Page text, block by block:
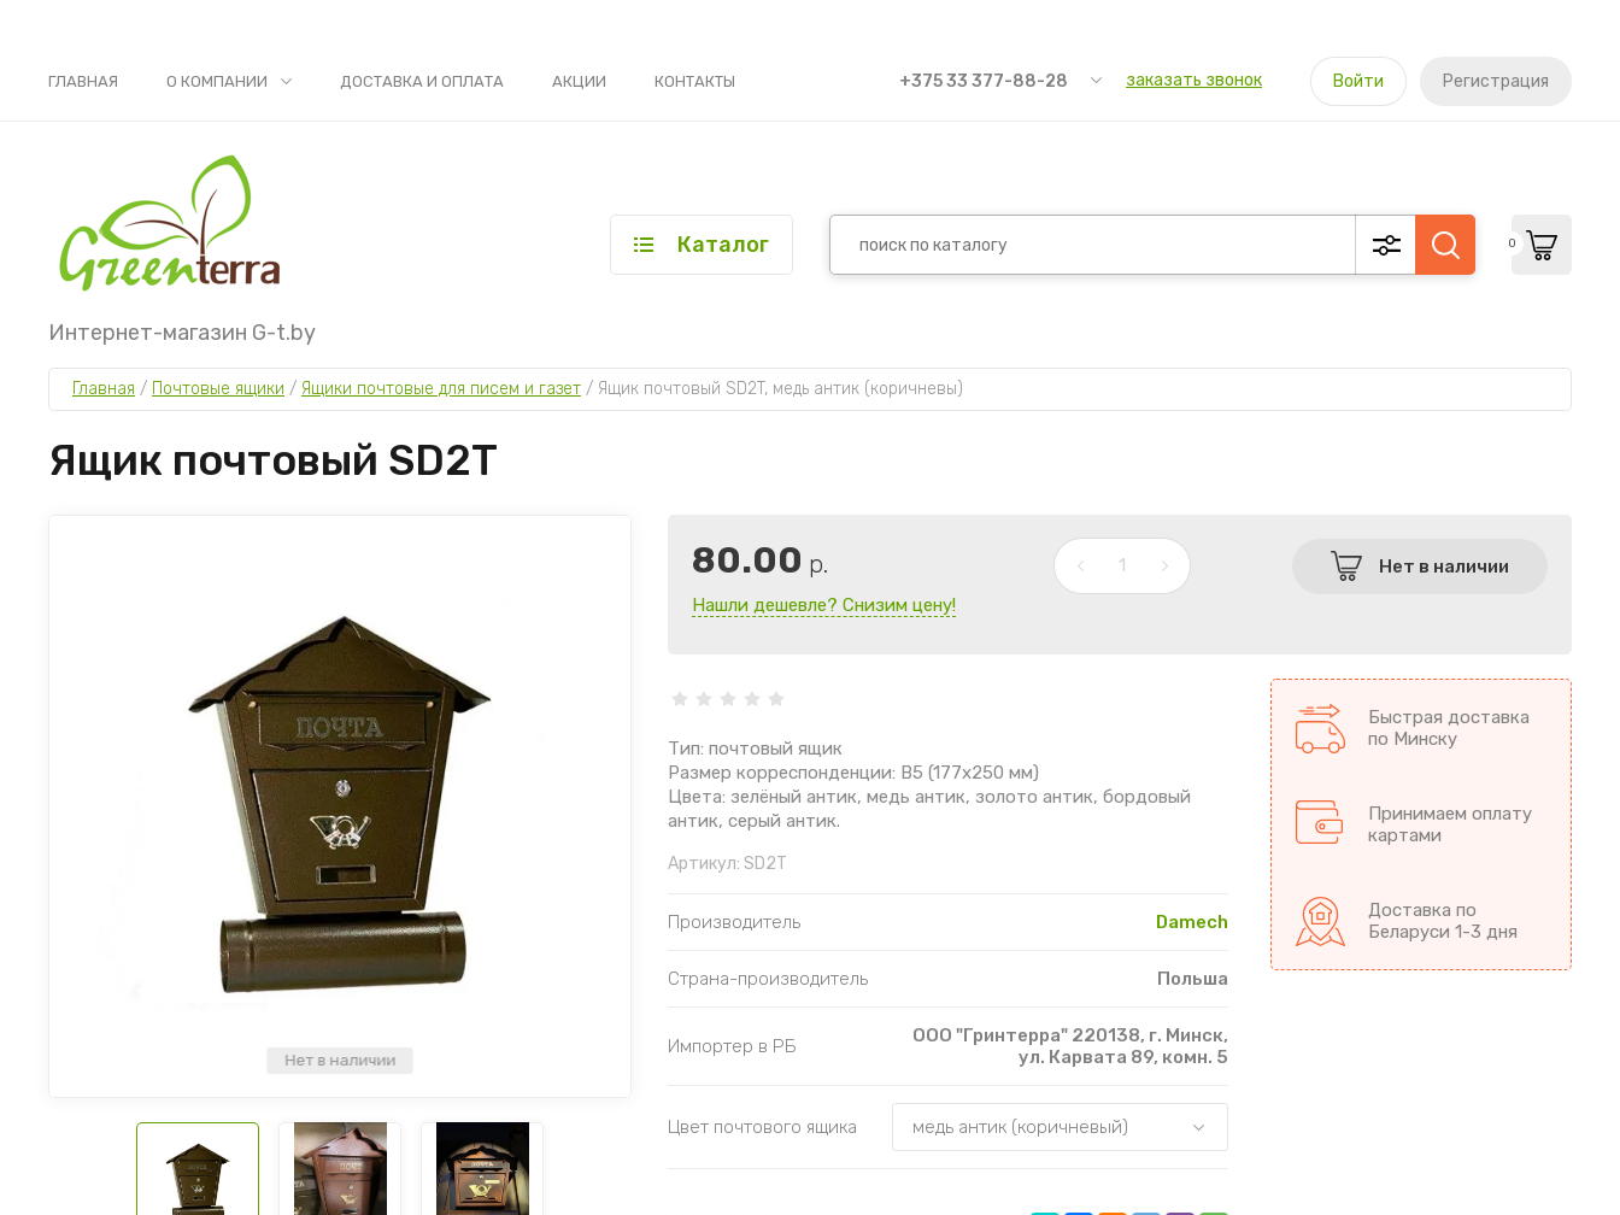
ГЛАВНАЯ О КОМПАНИИ ДОСТАВКА И ОПЛАТА АКЦИИ КОНТАКТЫ +375 33 377-88-28 заказать звонок Войти Регистрация
Интернет-магазин G-t.by
Каталог 0
Главная / Почтовые ящики / Ящики почтовые для писем и газет / Ящик почтовый SD2T, медь антик (коричневы)
Ящик почтовый SD2T
Нет в наличии
80.00 р.
Нет в наличии
Нашли дешевле? Снизим цену!
Тип: почтовый ящик
Размер корреспонденции: B5 (177х250 мм)
Цвета: зелёный антик, медь антик, золото антик, бордовый
антик, серый антик.
Артикул: SD2T
Производитель Damech
Страна-производитель Польша
Импортер в РБ
ООО "Гринтерра" 220138, г. Минск,
ул. Карвата 89, комн. 5
Цвет почтового ящика
Быстрая доставка
по Минску
Принимаем оплату
картами
Доставка по
Беларуси 1-3 дня